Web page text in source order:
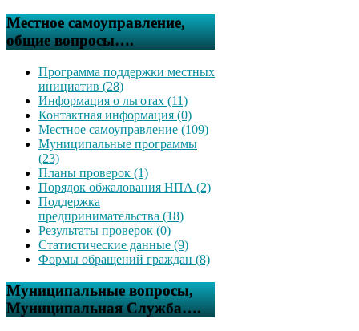
Местное самоуправление,
общие вопросы….
Программа поддержки местных
инициатив (28)
Информация о льготах (11)
Контактная информация (0)
Местное самоуправление (109)
Муниципальные программы
(23)
Планы проверок (1)
Порядок обжалования НПА (2)
Поддержка
предпринимательства (18)
Результаты проверок (0)
Статистические данные (9)
Формы обращений граждан (8)
Муниципальные вопросы,
Муниципальная Служба….